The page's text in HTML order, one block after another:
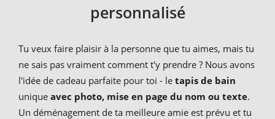
personnalisé
Tu veux faire plaisir à la personne que tu aimes, mais tu
ne sais pas vraiment comment t'y prendre ? Nous avons
l'idée de cadeau parfaite pour toi - le tapis de bain
unique avec photo, mise en page du nom ou texte.
Un déménagement de ta meilleure amie est prévu et tu